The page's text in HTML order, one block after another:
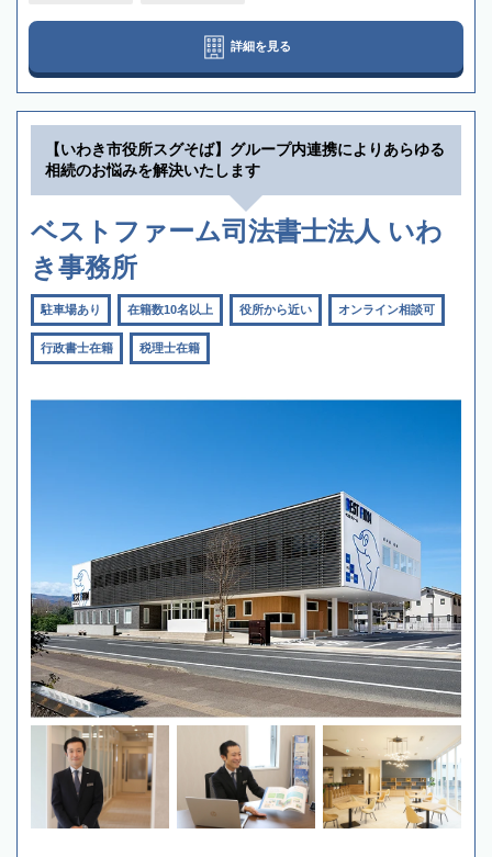
詳細を見る
【いわき市役所スグそば】グループ内連携によりあらゆる
相続のお悩みを解決いたします
ベストファーム司法書士法人 いわ
き事務所
駐車場あり 在籍数10名以上 役所から近い オンライン相談可
行政書士在籍 税理士在籍